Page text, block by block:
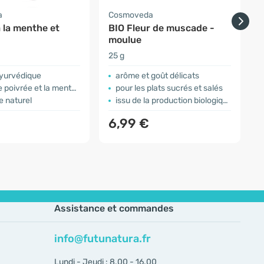
la menthe et
et la menthe nana
naturel
Cosmoveda
BIO Fleur de muscade -
moulue
25 g
arôme et goût délicats
pour les plats sucrés et salés
issu de la production biologique
6,99 €
Assistance et commandes
info@futunatura.fr
Lundi - Jeudi : 8.00 - 16.00